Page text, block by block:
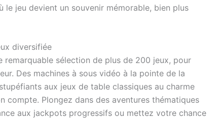
le jeu devient un souvenir mémorable, bien plus
diversifiée
remarquable sélection de plus de 200 jeux, pour
Des machines à sous vidéo à la pointe de la
aux jeux de table classiques au charme
compte. Plongez dans des aventures thématiques
aux jackpots progressifs ou mettez votre chance